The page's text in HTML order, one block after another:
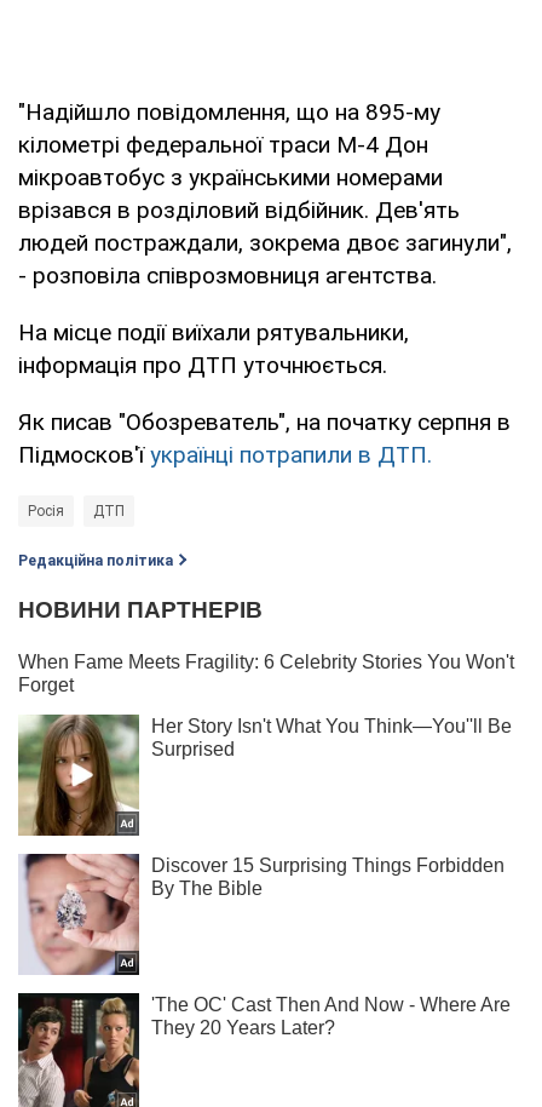
"Надійшло повідомлення, що на 895-му
кілометрі федеральної траси М-4 Дон
мікроавтобус з українськими номерами
врізався в розділовий відбійник. Дев'ять
людей постраждали, зокрема двоє загинули",
- розповіла співрозмовниця агентства.
На місце події виїхали рятувальники,
інформація про ДТП уточнюється.
Як писав "Обозреватель", на початку серпня в
Підмосков'їукраїнці потрапили в ДТП.
Росія ДТП
Редакційна політика